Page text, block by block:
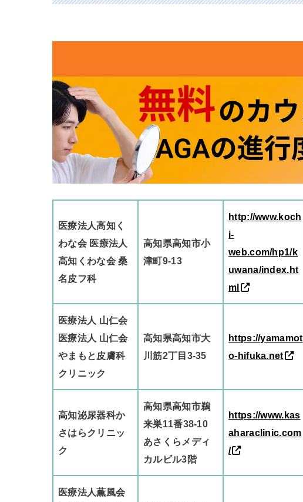
医療法人高知く
わな会 医療法人
高知くわな会 桑
名皮フ科
高知県高知市小
津町9-13
http://www.koch
i-
web.com/hp1/k
uwana/index.ht
ml
医療法人 山仁会
医療法人 山仁会
やまもと皮膚科
クリニック
高知県高知市大
川筋2丁目3-35
https://yamamot
o-hifuka.net
高知泌尿器科か
さはらクリニッ
ク
高知県高知市鵜
来巣11番38-10
あさくらメディ
カルビル3階
https://www.kas
aharaclinic.com
/
医療法人薫風会